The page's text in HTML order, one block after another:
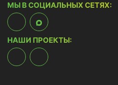
МЫ В СОЦИАЛЬНЫХ СЕТЯХ:
НАШИ ПРОЕКТЫ: